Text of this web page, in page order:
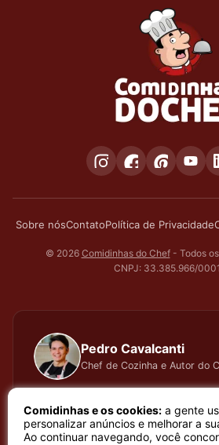
Sobre nósContatoPolítica de Privacidade
© 2026 Comidinhas do Chef- Todos
CNPJ: 33.385.966/
Pedro Cavalcanti
Chef de Cozinha e Autor do
atenção, testando cada receita
trabalho é baseado em sentimento
Comidinhas e os cookies: a gente
personalizar anúncios e melhorar a
Ao continuar navegando, você